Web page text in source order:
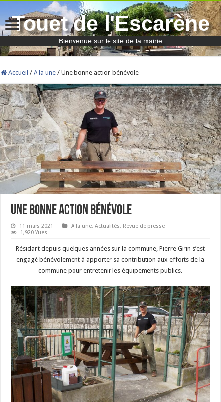
Touet de l'Escarène
Bienvenue sur le site de la mairie
Accueil / A la une / Une bonne action bénévole
Une bonne action bénévole
11 mars 2021 A la une,Actualités, Revue de presse
1,920 Vues
Résidant depuis quelques années sur la commune, Pierre Girin s’est
engagé bénévolement à apporter sa contribution aux efforts de la
commune pour entretenir les équipements publics.